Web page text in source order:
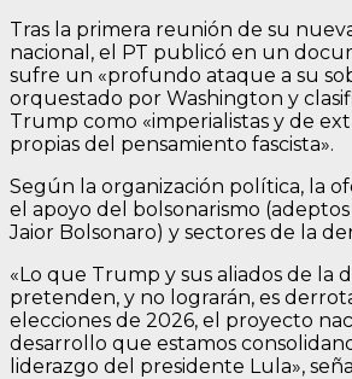
Tras la primera reunión de su
nacional, el PT publicó en un
sufre un «profundo ataque a su
orquestado por Washington y
Trump como «imperialistas y de
propias del pensamiento fascista».
Según la organización política, la
el apoyo del bolsonarismo
Jaior Bolsonaro) y sectores de la
«Lo que Trump y sus aliados de la
pretenden, y no lograrán, es
elecciones de 2026, el proyecto
desarrollo que estamos
liderazgo del presidente Lula»,